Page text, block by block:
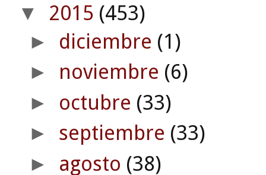
▼ 2015 (453)
► diciembre (1)
► noviembre (6)
► octubre (33)
► septiembre (33)
► agosto (38)